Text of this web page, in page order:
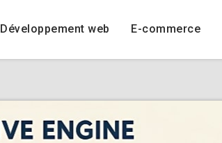
Développement web E-commerce